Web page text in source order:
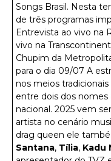
Songs Brasil. Nesta
de três programas
Entrevista ao vivo na
vivo na
Chupim da
para o dia 09/07 A
nos meios
entre dois dos
nacional. 2025 vem
artista no cenário
drag queen ele
Santana, Tília, Kadu